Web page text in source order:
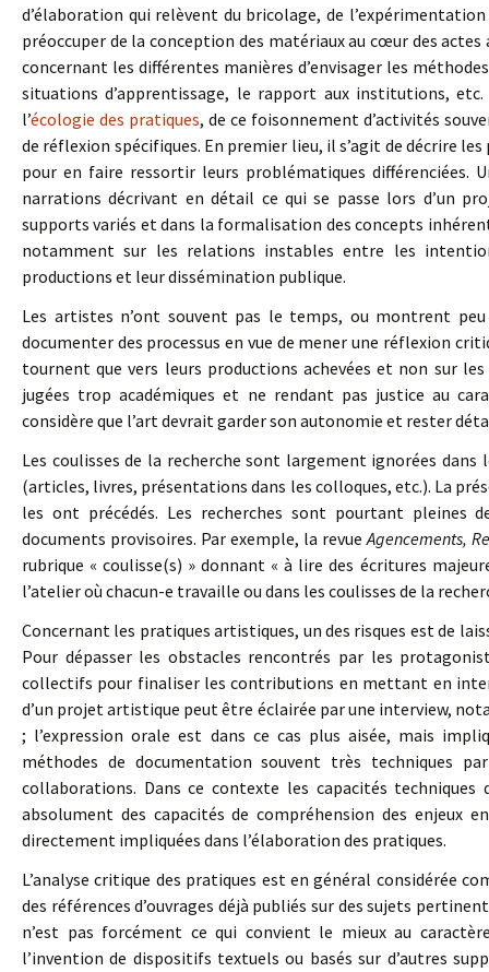
d’élaboration qui relèvent du bricolage, de
préoccuper de la conception des matériaux au cœur des
concernant les différentes manières d’envisager les
situations d’apprentissage, le rapport aux institutions,
l’écologie des pratiques, de ce foisonnement d’activités
de réflexion spécifiques. En premier lieu, il s’agit de décrire
pour en faire ressortir leurs problématiques différenciées.
narrations décrivant en détail ce qui se passe lors d’un
supports variés et dans la formalisation des concepts
notamment sur les relations instables entre les
productions et leur dissémination publique.
Les artistes n’ont souvent pas le temps, ou montrent
documenter des processus en vue de mener une réflexion
tournent que vers leurs productions achevées et non sur
jugées trop académiques et ne rendant pas justice au
considère que l’art devrait garder son autonomie et rester
Les coulisses de la recherche sont largement ignorées
(articles, livres, présentations dans les colloques, etc.). La
les ont précédés. Les recherches sont pourtant pleines
documents provisoires. Par exemple, la revueAgencements,
rubrique « coulisse(s) » donnant « à lire des écritures
l’atelier où chacun-e travaille ou dans les coulisses de la
Concernant les pratiques artistiques, un des risques est de
Pour dépasser les obstacles rencontrés par les
collectifs pour finaliser les contributions en mettant en
d’un projet artistique peut être éclairée par une interview,
; l’expression orale est dans ce cas plus aisée, mais
méthodes de documentation souvent très techniques
collaborations. Dans ce contexte les capacités
absolument des capacités de compréhension des enjeux
directement impliquées dans l’élaboration des pratiques.
L’analyse critique des pratiques est en général considérée
des références d’ouvrages déjà publiés sur des sujets
n’est pas forcément ce qui convient le mieux au
l’invention de dispositifs textuels ou basés sur d’autres